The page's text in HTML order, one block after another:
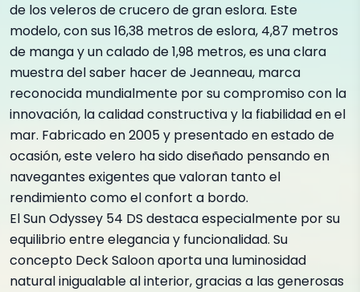
de los veleros de crucero de gran eslora. Este
modelo, con sus 16,38 metros de eslora, 4,87 metros
de manga y un calado de 1,98 metros, es una clara
muestra del saber hacer de Jeanneau, marca
reconocida mundialmente por su compromiso con la
innovación, la calidad constructiva y la fiabilidad en el
mar. Fabricado en 2005 y presentado en estado de
ocasión, este velero ha sido diseñado pensando en
navegantes exigentes que valoran tanto el
rendimiento como el confort a bordo.
El Sun Odyssey 54 DS destaca especialmente por su
equilibrio entre elegancia y funcionalidad. Su
concepto Deck Saloon aporta una luminosidad
natural inigualable al interior, gracias a las generosas